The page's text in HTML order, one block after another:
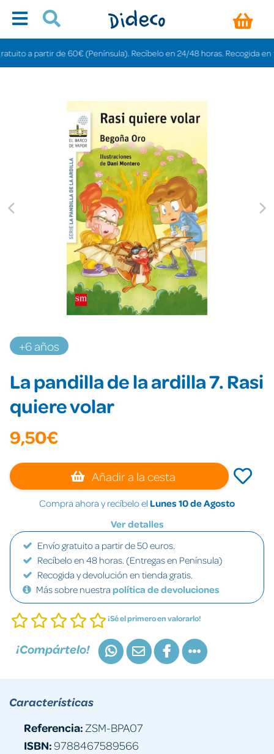
a partir de 60€ (Península). Recíbelo en 24/48 horas. Recogida en
+6 años
La pandilla de la ardilla 7. Rasi
quiere volar
9,50€
Añadir a la cesta
Compra ahora y recíbelo el Lunes 10 de Agosto
Ver detalles
Envío gratuito a partir de 50 euros.
Recíbelo en 48 horas. (Entregas en Península)
Recogida y devolución en tienda gratis.
Más sobre nuestra política de devoluciones
¡Sé el primero en valorarlo!
¡Compártelo!
Características
Referencia: ZSM-BPA07
ISBN:9788467589566